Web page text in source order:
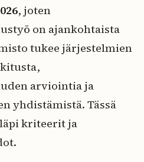
, joten
on ajankohtaista
tukee järjestelmien
arviointia ja
yhdistämistä. Tässä
kriteerit ja